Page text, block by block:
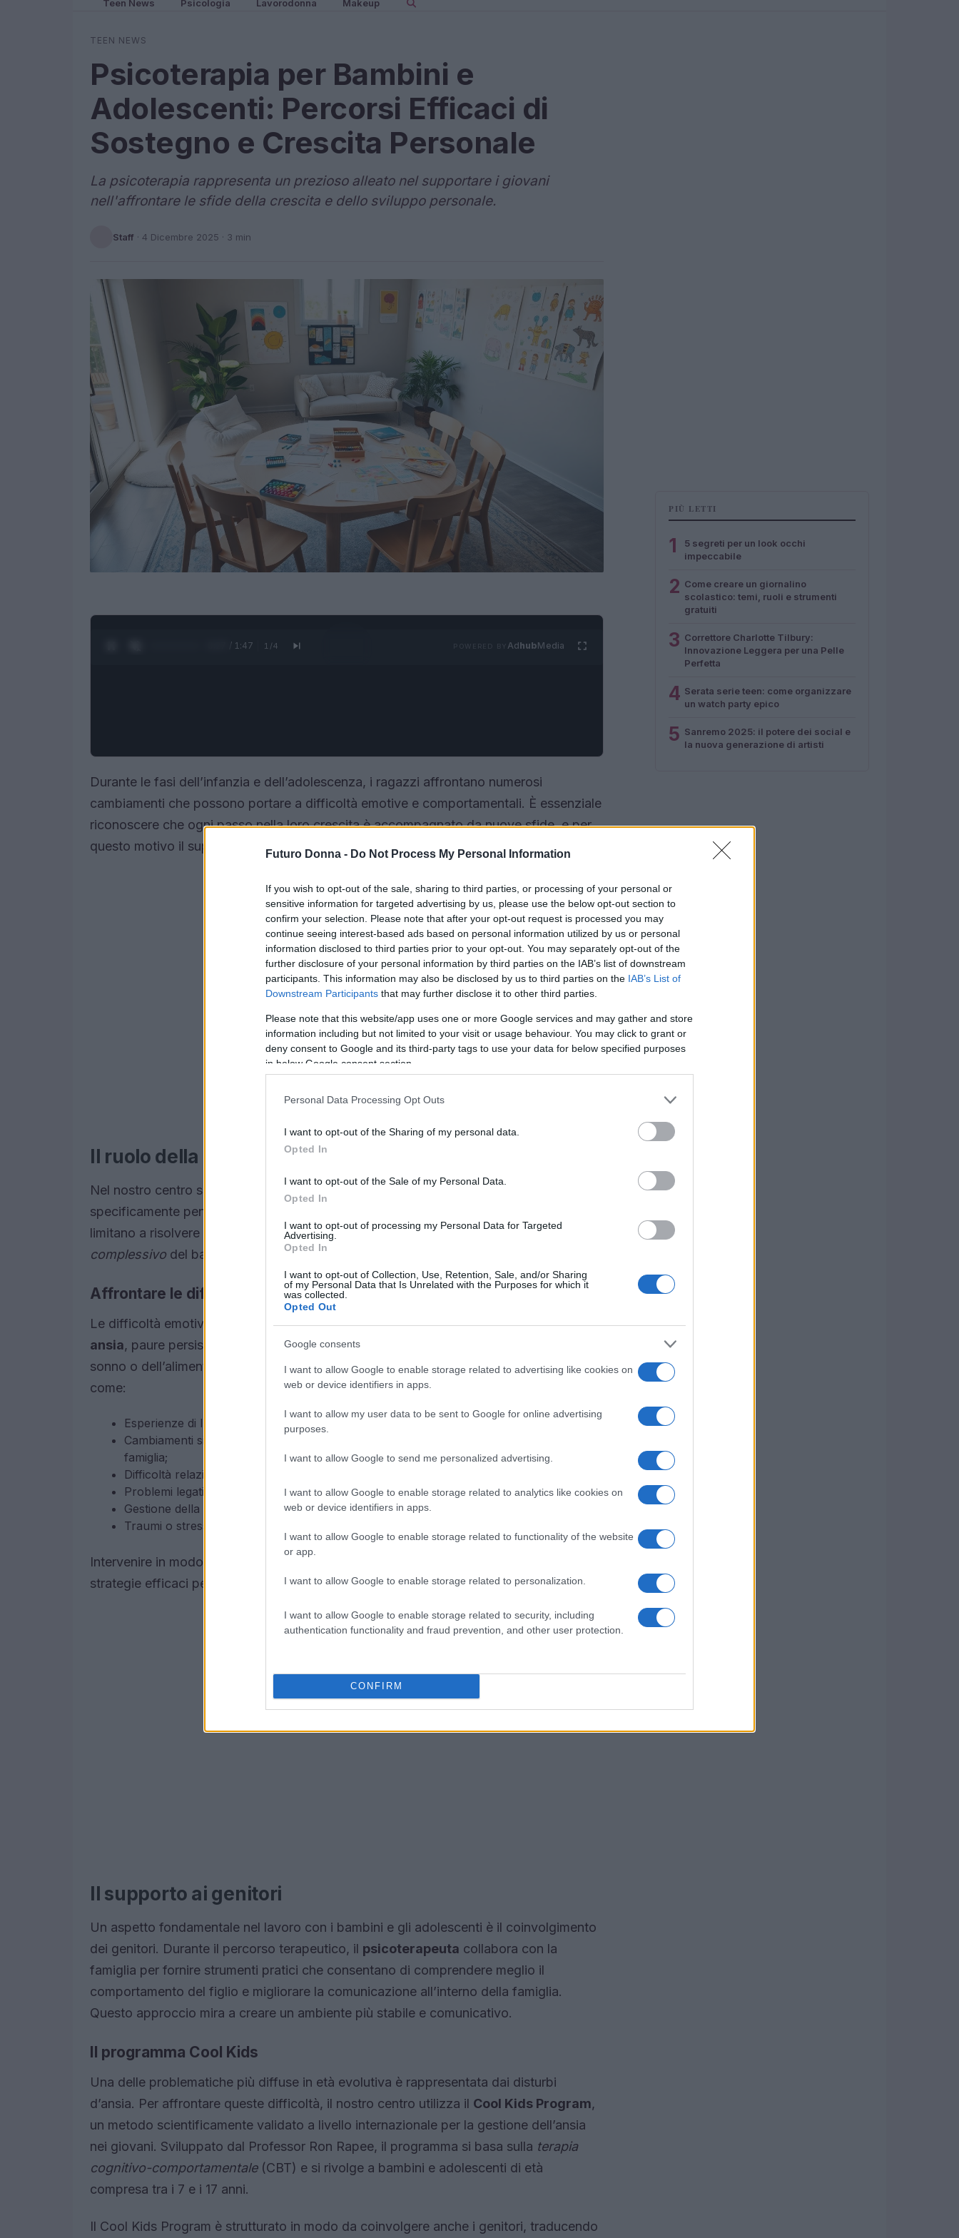
Futuro Donna - Do Not Process My Personal Information
If you wish to opt-out of the sale, sharing to third parties, or processing of your personal or
sensitive information for targeted advertising by us, please use the below opt-out section to
confirm your selection. Please note that after your opt-out request is processed you may
continue seeing interest-based ads based on personal information utilized by us or personal
information disclosed to third parties prior to your opt-out. You may separately opt-out of the
further disclosure of your personal information by third parties on the IAB’s list of downstream
participants. This information may also be disclosed by us to third parties on the IAB’s List of
Downstream Participants that may further disclose it to other third parties.
Please note that this website/app uses one or more Google services and may gather and store
information including but not limited to your visit or usage behaviour. You may click to grant or
deny consent to Google and its third-party tags to use your data for below specified purposes
in below Google consent section.
Personal Data Processing Opt Outs
I want to opt-out of the Sharing of my personal data.
Opted In
I want to opt-out of the Sale of my Personal Data.
Opted In
I want to opt-out of processing my Personal Data for Targeted
Advertising.
Opted In
I want to opt-out of Collection, Use, Retention, Sale, and/or Sharing
of my Personal Data that Is Unrelated with the Purposes for which it
was collected.
Opted Out
Google consents
I want to allow Google to enable storage related to advertising like cookies on
web or device identifiers in apps.
I want to allow my user data to be sent to Google for online advertising
purposes.
I want to allow Google to send me personalized advertising.
I want to allow Google to enable storage related to analytics like cookies on
web or device identifiers in apps.
I want to allow Google to enable storage related to functionality of the website
or app.
I want to allow Google to enable storage related to personalization.
I want to allow Google to enable storage related to security, including
authentication functionality and fraud prevention, and other user protection.
CONFIRM
Teen News Psicologia Lavorodonna Makeup
TEEN NEWS
Psicoterapia per Bambini e
Adolescenti: Percorsi Efficaci di
Sostegno e Crescita Personale
La psicoterapia rappresenta un prezioso alleato nel supportare i giovani
nell'affrontare le sfide della crescita e dello sviluppo personale.
Staff · 4 Dicembre 2025 · 3 min
0:28 / 1:47 1 /4 AdhubMedia
Durante le fasi dell’infanzia e dell’adolescenza, i ragazzi affrontano numerosi
cambiamenti che possono portare a difficoltà emotive e comportamentali. È essenziale
riconoscere che ogni passo nella loro crescita è accompagnato da nuove sfide, e per
questo motivo il supporto psicologico diventa cruciale.
Il ruolo della psicoterapia
Nel nostro centro situato a Firenze, vengono offerti programmi di
specificamente pensati per i più giovani e le loro famiglie. Questi percorsi non si
limitano a risolvere problemi specifici, ma mirano a promuovere ilbenessere
complessivo del bambino, rafforzando al contempo le relazioni familiari.
Affrontare le difficoltà comuni
Le difficoltà emotive possono manifestarsi in vari modi. Tra le più comuni si riscontrano
ansia, paure persistenti, comportamento aggressivo, isolamento sociale e disturbi del
sonno o dell’alimentazione. La psicoterapia si rivela un valido supporto in situazioni
come:
Esperienze di lutto o separazione;
Cambiamenti significativi, come un trasferimento o l’arrivo di un nuovo membro nella
famiglia;
Difficoltà relazionali con coetanei, genitori o insegnanti;
Problemi legati all’autostima;
Gestione della rabbia e delle emozioni forti;
Traumi o stress prolungato.
Intervenire in modo tempestivo può ridurre la sofferenza e aiutare i giovani a sviluppare
strategie efficaci per affrontare le sfide future con più fiducia.
Il supporto ai genitori
Un aspetto fondamentale nel lavoro con i bambini e gli adolescenti è il coinvolgimento
dei genitori. Durante il percorso terapeutico, il psicoterapeuta collabora con la
famiglia per fornire strumenti pratici che consentano di comprendere meglio il
comportamento del figlio e migliorare la comunicazione all’interno della famiglia.
Questo approccio mira a creare un ambiente più stabile e comunicativo.
Il programma Cool Kids
Una delle problematiche più diffuse in età evolutiva è rappresentata dai disturbi
d’ansia. Per affrontare queste difficoltà, il nostro centro utilizza il Cool Kids Program,
un metodo scientificamente validato a livello internazionale per la gestione dell’ansia
nei giovani. Sviluppato dal Professor Ron Rapee, il programma si basa sulla terapia
cognitivo-comportamentale(CBT) e si rivolge a bambini e adolescenti di età
compresa tra i 7 e i 17 anni.
Il Cool Kids Program è strutturato in modo da coinvolgere anche i genitori, traducendo
PIÙ LETTI
1
5 segreti per un look occhi
impeccabile
2 Come creare un giornalino
scolastico: temi, ruoli e strumenti
gratuiti
3 Correttore Charlotte Tilbury:
Innovazione Leggera per una Pelle
Perfetta
4 Serata serie teen: come organizzare
un watch party epico
5 Sanremo 2025: il potere dei social e
la nuova generazione di artisti